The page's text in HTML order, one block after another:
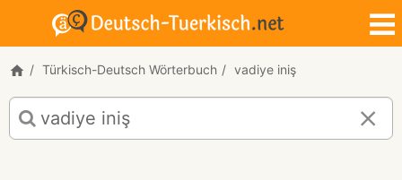
Türkisch-Deutsch Wörterbuch vadiye iniş
Türkisch-
Deutsch
Übersetzung